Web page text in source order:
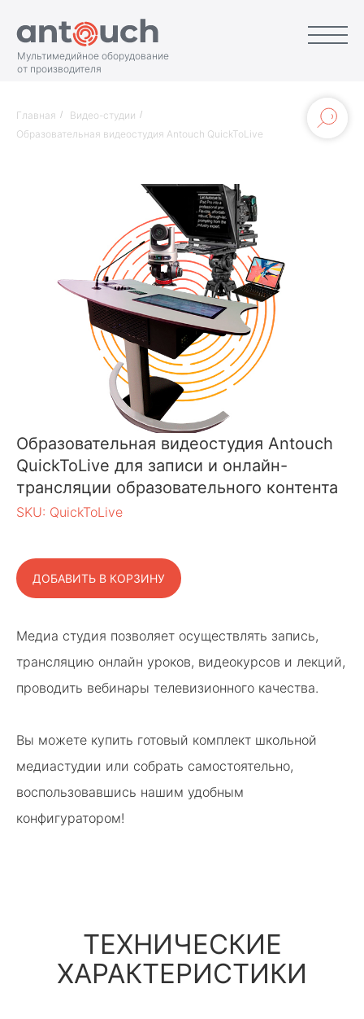
Мультимедийное оборудование
от производителя
Главная / Видео-студии /
Образовательная видеостудия Antouch QuickToLive
Образовательная видеостудия Antouch
QuickToLive для записи и онлайн-
трансляции образовательного контента
SKU: QuickToLive
ДОБАВИТЬ В КОРЗИНУ
Медиа студия позволяет осуществлять запись,
трансляцию онлайн уроков, видеокурсов и лекций,
проводить вебинары телевизионного качества.
Вы можете купить готовый комплект школьной
медиастудии или собрать самостоятельно,
воспользовавшись нашим удобным
конфигуратором!
ТЕХНИЧЕСКИЕ
ХАРАКТЕРИСТИКИ